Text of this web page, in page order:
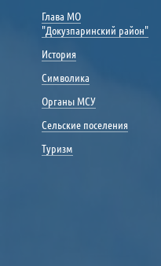
Глава МО
"Докузпаринский район"
История
Символика
Органы МСУ
Сельские поселения
Туризм